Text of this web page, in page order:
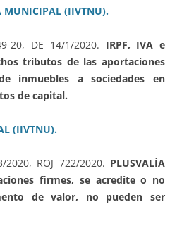
MUNICIPAL (IIVTNU).
20, DE 14/1/2020. IRPF, IVA e
tributos de las aportaciones
inmuebles a sociedades en
de capital.
(IIVTNU).
2020, ROJ 722/2020. PLUSVALÍA
firmes, se acredite o no
de valor, no pueden ser